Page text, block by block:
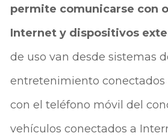
permite comunicarse con
Internet y dispositivos
de uso van desde sistemas
entretenimiento conectados
con el teléfono móvil del
vehículos conectados a